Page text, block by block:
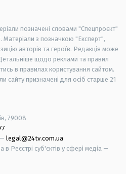
позначені словами "Спецпроєкт"
Матеріали з позначкою "Експерт",
авторів та героїв. Редакція може
Детальніше щодо реклами та правил
в правилах користування сайтом.
сайту призначені для осіб старше 21
79008
legal@24tv.com.ua
в Реєстрі суб'єктів у сфері медіа —